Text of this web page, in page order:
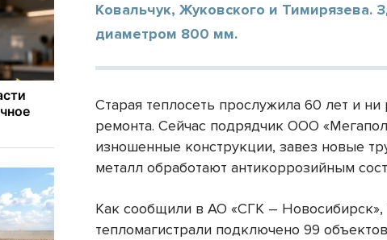
Ковальчук, Жуковского и Тимирязева.
диаметром 800 мм.
Старая теплосеть прослужила 60 лет и ни
ремонта. Сейчас подрядчик ООО
изношенные конструкции, завез новые
металл обработают антикоррозийным
Как сообщили в АО «СГК – Новосибирск»,
тепломагистрали подключено 99